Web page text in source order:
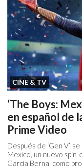
CINE & TV
‘The Boys:
en español de
Prime Video
Después de ‘Gen V’,
Mexico’, un nuevo
García Bernal como